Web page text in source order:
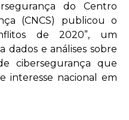
do Centro
(CNCS) publicou o
de 2020”, um
e análises sobre
cibersegurança que
interesse nacional em